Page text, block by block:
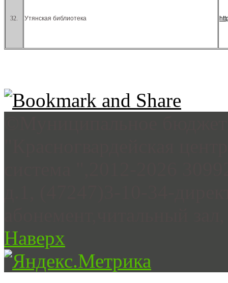
32. Утянская библиотека
Наверх